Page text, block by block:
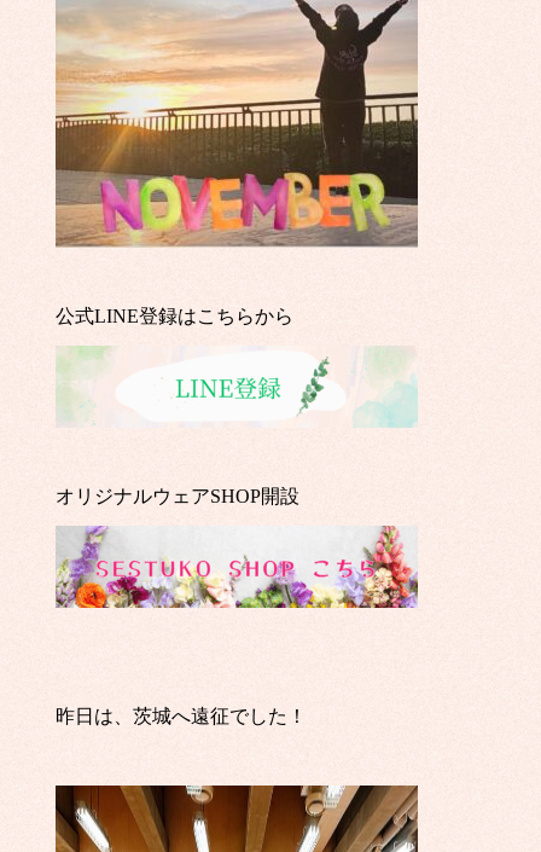
公式LINE登録はこちらから
オリジナルウェアSHOP開設
昨日は、茨城へ遠征でした！